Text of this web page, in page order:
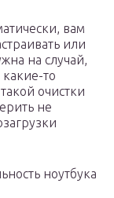
вам
или
на случай,
то
очистки
не
ноутбука